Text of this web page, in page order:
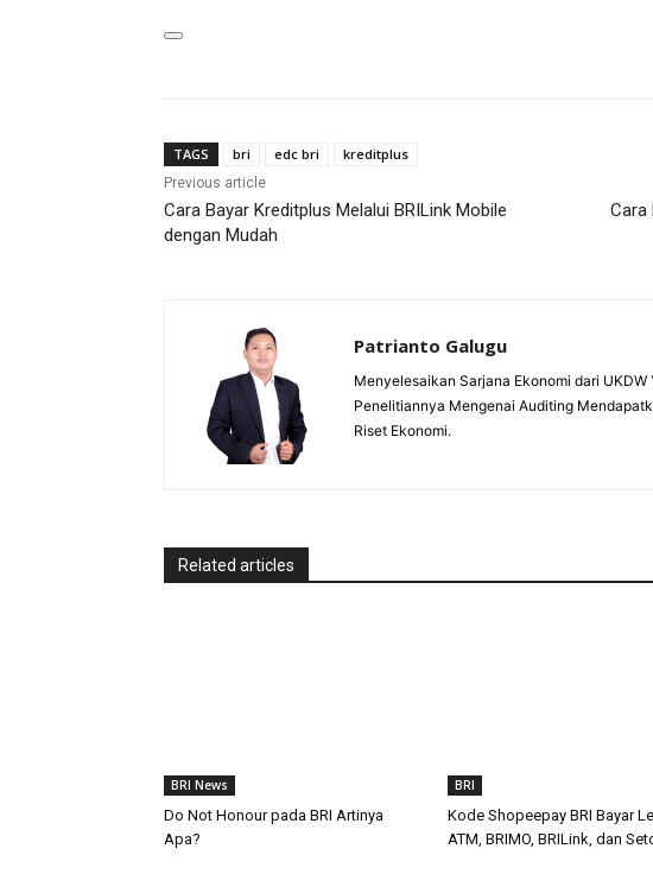
TAGS bri edc bri kreditplus
Previous article
Cara Bayar Kreditplus Melalui BRILink Mobile
dengan Mudah
Cara
Patrianto Galugu
Menyelesaikan Sarjana Ekonomi dari
Penelitiannya Mengenai Auditing
Riset Ekonomi.
Related articles
BRI News
Do Not Honour pada BRI Artinya
Apa?
BRI
Kode Shopeepay BRI Bayar
ATM, BRIMO, BRILink, dan